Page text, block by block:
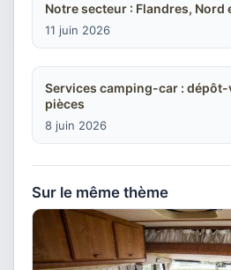
Notre secteur : Flandres, Nord
11 juin 2026
Services camping-car :
pièces
8 juin 2026
Sur le même thème